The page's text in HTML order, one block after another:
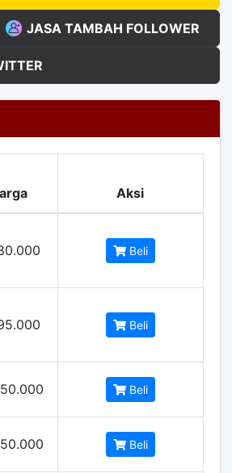
JASA TAMBAH FOLLOWER
Aksi
Beli
Beli
Beli
Beli